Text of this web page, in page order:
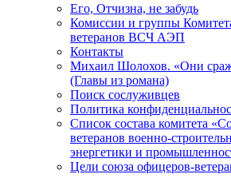
Его, Отчизна, не забудь
Комиссии и группы
ветеранов ВСЧ АЭП
Контакты
Михаил Шолохов. «Они
(Главы из романа)
Поиск сослуживцев
Политика
Список состава комитета
ветеранов военно-
энергетики и
Цели союза офицеров-